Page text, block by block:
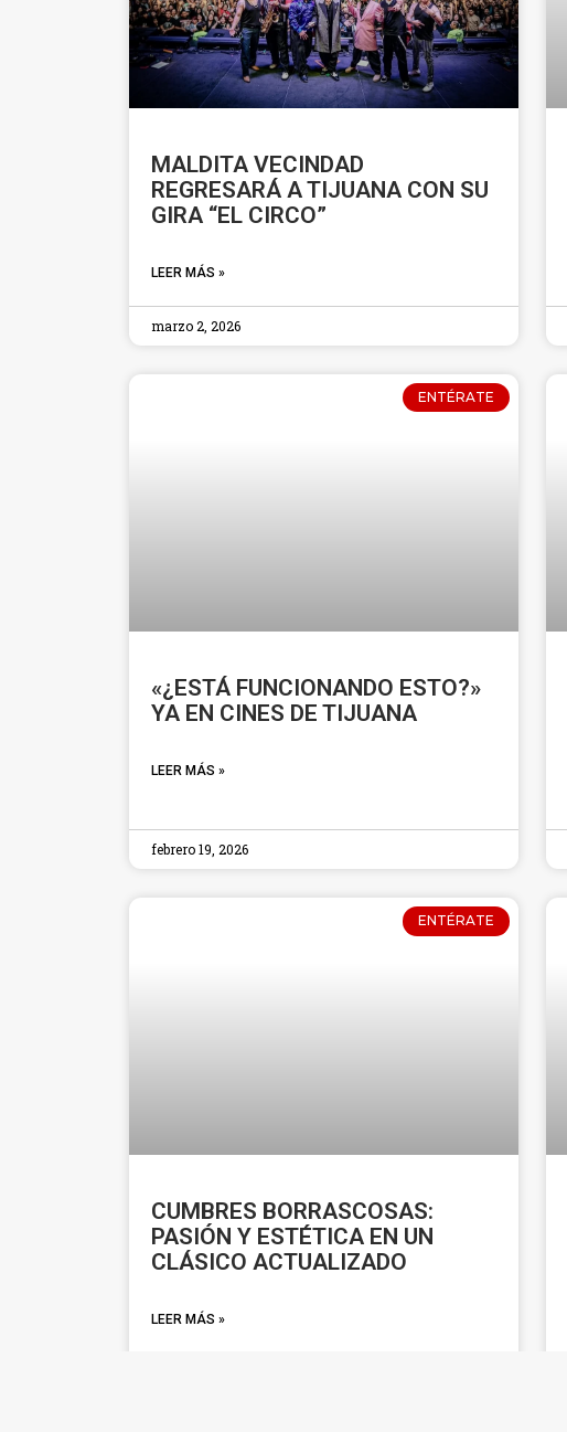
MALDITA VECINDAD
REGRESARÁ A TIJUANA CON SU
GIRA “EL CIRCO”
LEER MÁS »
marzo 2, 2026
ENTÉRATE
«¿ESTÁ FUNCIONANDO ESTO?»
YA EN CINES DE TIJUANA
LEER MÁS »
febrero 19, 2026
ENTÉRATE
CUMBRES BORRASCOSAS:
PASIÓN Y ESTÉTICA EN UN
CLÁSICO ACTUALIZADO
LEER MÁS »